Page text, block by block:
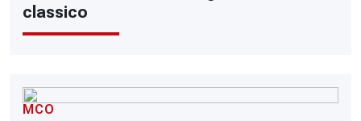
classico
MCO